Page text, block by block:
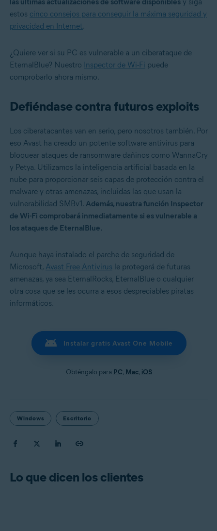
estos cinco consejos para conseguir la máxima seguridad y
privacidad en Internet.
¿Quiere ver si su PC es vulnerable a un ciberataque de
EternalBlue? Nuestro Inspector de Wi-Fi puede
comprobarlo ahora mismo.
Defiéndase contra futuros exploits
Los ciberatacantes van en serio, pero nosotros también. Por
eso Avast ha creado un potente software antivirus para
bloquear ataques de ransomware dañinos como WannaCry
y Petya. Utilizamos la inteligencia artificial basada en la
nube para proporcionar seis capas de protección contra el
malware y otras amenazas, incluidas las que usan la
vulnerabilidad SMBv1. Además, nuestra función Inspector
de Wi-Fi comprobará inmediatamente si es vulnerable a
los ataques de EternalBlue.
Aunque haya instalado el parche de seguridad de
Microsoft, Avast Free Antivirus le protegerá de futuras
amenazas, ya sea EternalRocks, EternalBlue o cualquier
otra cosa que se les ocurra a esos despreciables piratas
informáticos.
Instalar gratis Avast One Mobile
Obténgalo para PC, Mac, iOS
Windows Escritorio
Lo que dicen los clientes